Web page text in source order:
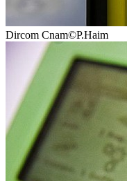
Dircom Cnam©P.Haim